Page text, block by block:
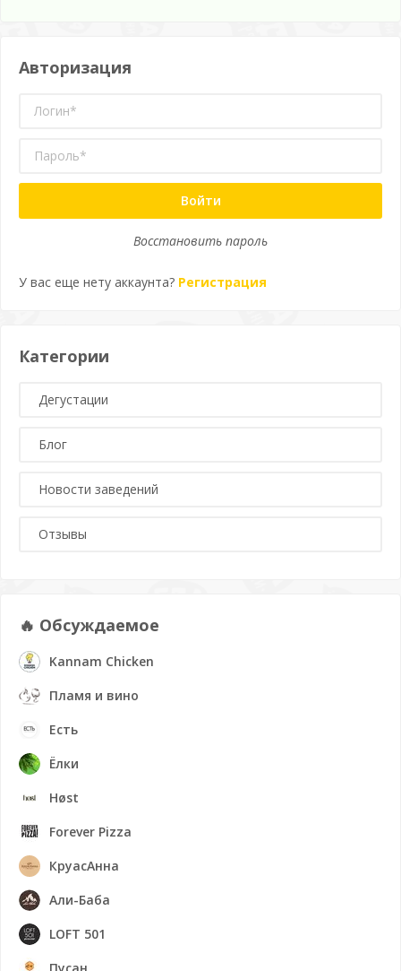
Авторизация
Войти
Восстановить пароль
У вас еще нету аккаунта? Регистрация
Категории
Дегустации
Блог
Новости заведений
Отзывы
🔥 Обсуждаемое
Kannam Chicken
Пламя и вино
Есть
Ёлки
Høst
Forever Pizza
КруасАнна
Али-Баба
LOFT 501
Пусан